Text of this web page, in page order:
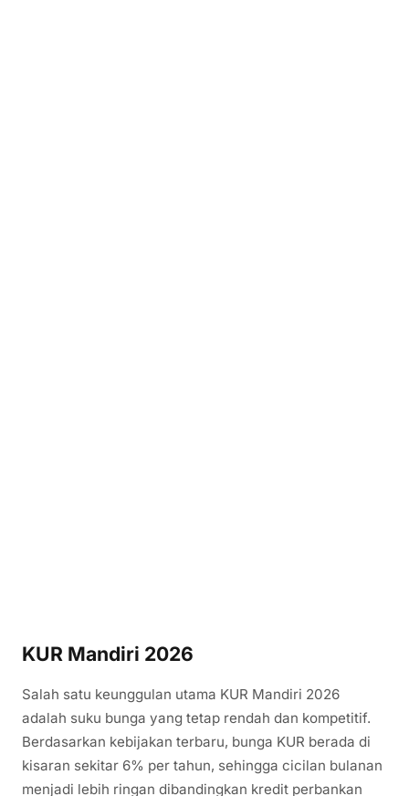
KUR Mandiri 2026
Salah satu keunggulan utama KUR Mandiri 2026
adalah suku bunga yang tetap rendah dan kompetitif.
Berdasarkan kebijakan terbaru, bunga KUR berada di
kisaran sekitar 6% per tahun, sehingga cicilan bulanan
menjadi lebih ringan dibandingkan kredit perbankan